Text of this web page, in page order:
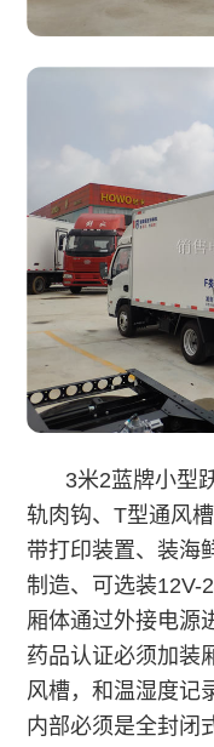
3米2蓝牌小型
轨肉钩、T型通风
带打印装置、装海
制造、可选装12V-
厢体通过外接电源
药品认证必须加装
风槽，和温湿度记
内部必须是全封闭